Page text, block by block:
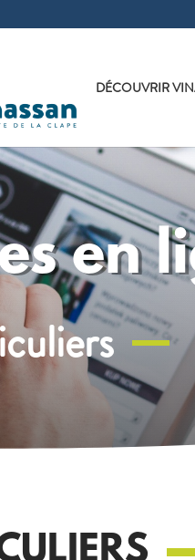
DÉCOUVRIR
en